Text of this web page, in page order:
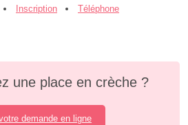
Inscription Téléphone
une place en crèche ?
demande en ligne